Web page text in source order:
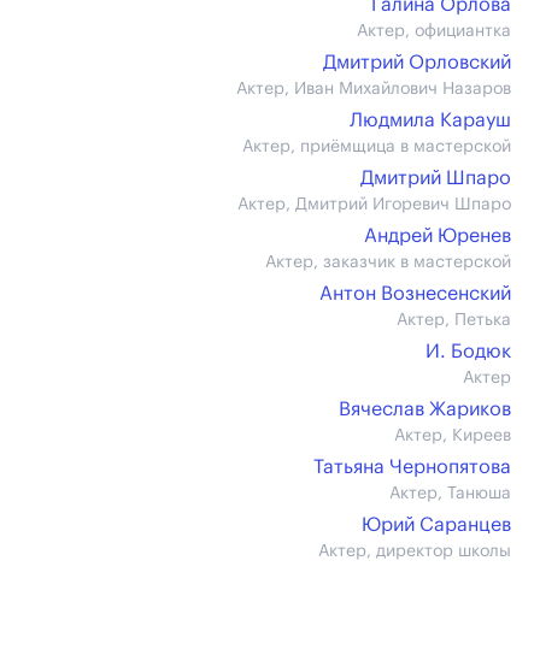
Галина Орлова
Актер, официантка
Дмитрий Орловский
Актер, Иван Михайлович Назаров
Людмила Карауш
Актер, приёмщица в мастерской
Дмитрий Шпаро
Актер, Дмитрий Игоревич Шпаро
Андрей Юренев
Актер, заказчик в мастерской
Антон Вознесенский
Актер, Петька
И. Бодюк
Актер
Вячеслав Жариков
Актер, Киреев
Татьяна Чернопятова
Актер, Танюша
Юрий Саранцев
Актер, директор школы